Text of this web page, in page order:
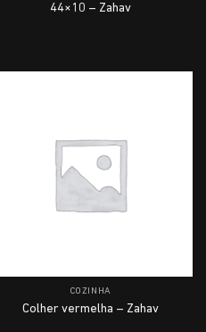
44×10 – Zahav
COZINHA
Colher vermelha – Zahav